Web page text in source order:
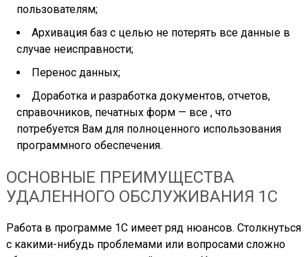
пользователям;
Архивация баз с целью не потерять все данные в
случае неисправности;
Перенос данных;
Доработка и разработка документов, отчетов,
справочников, печатных форм — все , что
потребуется Вам для полноценного использования
программного обеспечения.
ОСНОВНЫЕ ПРЕИМУЩЕСТВА
УДАЛЕННОГО ОБСЛУЖИВАНИЯ 1С
Работа в программе 1С имеет ряд нюансов. Столкнуться
с какими-нибудь проблемами или вопросами сложно